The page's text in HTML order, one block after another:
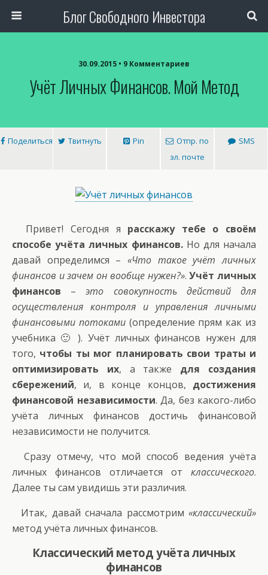
Блог Свободного Инвестора
30.09.2015 • 9 Комментариев
Учёт Личных Финансов. Мой Метод
Поделиться Твитнуть Pin
Отпр. по
эл. почте
SMS
Привет! Сегодня я расскажу тебе о своём
способе учёта личных финансов.Но для начала
давай определимся – «Что такое учёт личных
финансов и зачем он вообще нужен?».Учёт личных
финансов –это совокупность действий для
осуществления контроля и управления личными
финансовыми потоками(определение прям как из
учебника 🙂 ). Учёт личных финансов нужен для
того, чтобы ты мог планировать свои траты и
оптимизировать их, а также для создания
сбережений, и, в конце концов, достижения
финансовой независимости. Да, без какого-либо
учёта личных финансов достичь финансовой
независимости не получится.
Сразу отмечу, что мой способ ведения учёта
личных финансов отличается от классического.
Далее ты сам увидишь эти различия.
Итак, давай сначала рассмотрим «классический»
метод учёта личных финансов.
Классический метод учёта личных
финансов